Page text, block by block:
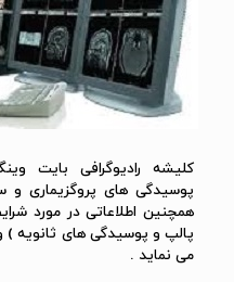
کلیشه رادیوگرافی بایت
پوسیدگی های پروگزیماری و
همچنین اطلاعاتی در مورد
پالپ و پوسیدگی های ثانویه )
می نماید .